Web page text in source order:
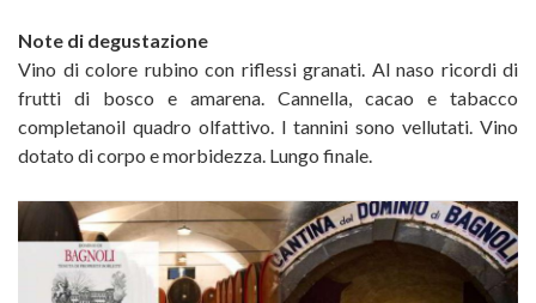
Note di degustazione
Vino di colore rubino con riflessi granati. Al naso ricordi di
frutti di bosco e amarena. Cannella, cacao e tabacco
completanoil quadro olfattivo. I tannini sono vellutati. Vino
dotato di corpo e morbidezza. Lungo finale.